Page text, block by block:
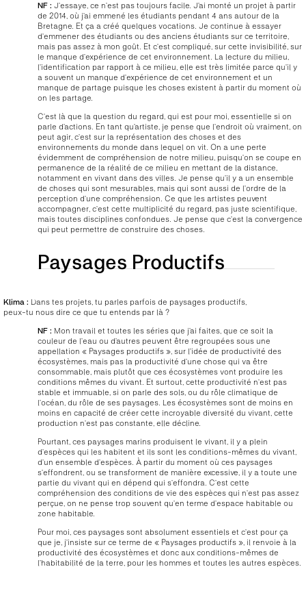
NF : J’essaye, ce n’est pas toujours facile. J’ai monté un projet à partir
de 2014, où j’ai emmené les étudiants pendant 4 ans autour de la
Bretagne. Et ça a créé quelques vocations. Je continue à essayer
d’emmener des étudiants ou des anciens étudiants sur ce territoire,
mais pas assez à mon goût. Et c’est compliqué, sur cette invisibilité, sur
le manque d’expérience de cet environnement. La lecture du milieu,
l’identification par rapport à ce milieu, elle est très limitée parce qu’il y
a souvent un manque d’expérience de cet environnement et un
manque de partage puisque les choses existent à partir du moment où
on les partage.
C’est là que la question du regard, qui est pour moi, essentielle si on
parle d’actions. En tant qu’artiste, je pense que l’endroit où vraiment, on
peut agir, c’est sur la représentation des choses et des
environnements du monde dans lequel on vit. On a une perte
évidemment de compréhension de notre milieu, puisqu’on se coupe en
permanence de la réalité de ce milieu en mettant de la distance,
notamment en vivant dans des villes. Je pense qu’il y a un ensemble
de choses qui sont mesurables, mais qui sont aussi de l’ordre de la
perception d’une compréhension. Ce que les artistes peuvent
accompagner, c’est cette multiplicité du regard, pas juste scientifique,
mais toutes disciplines confondues. Je pense que c’est la convergence
qui peut permettre de construire des choses.
Paysages Productifs
Klima : Dans tes projets, tu parles parfois de paysages productifs,
peux-tu nous dire ce que tu entends par là ?
NF : Mon travail et toutes les séries que j’ai faites, que ce soit la
couleur de l’eau ou d’autres peuvent être regroupées sous une
appellation « Paysages productifs », sur l’idée de productivité des
écosystèmes, mais pas la productivité d’une chose qui va être
consommable, mais plutôt que ces écosystèmes vont produire les
conditions mêmes du vivant. Et surtout, cette productivité n’est pas
stable et immuable, si on parle des sols, ou du rôle climatique de
l’océan, du rôle de ses paysages. Les écosystèmes sont de moins en
moins en capacité de créer cette incroyable diversité du vivant, cette
production n’est pas constante, elle décline.
Pourtant, ces paysages marins produisent le vivant, il y a plein
d’espèces qui les habitent et ils sont les conditions-mêmes du vivant,
d’un ensemble d’espèces. À partir du moment où ces paysages
s’effondrent, ou se transforment de manière excessive, il y a toute une
partie du vivant qui en dépend qui s’effondra. C’est cette
compréhension des conditions de vie des espèces qui n’est pas assez
perçue, on ne pense trop souvent qu’en terme d’espace habitable ou
zone habitable.
Pour moi, ces paysages sont absolument essentiels et c’est pour ça
que je, j’insiste sur ce terme de « Paysages productifs », il renvoie à la
productivité des écosystèmes et donc aux conditions-mêmes de
l’habitabilité de la terre, pour les hommes et toutes les autres espèces.